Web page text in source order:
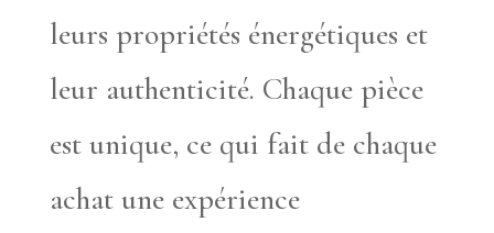
leurs propriétés énergétiques et
leur authenticité. Chaque pièce
est unique, ce qui fait de chaque
achat une expérience